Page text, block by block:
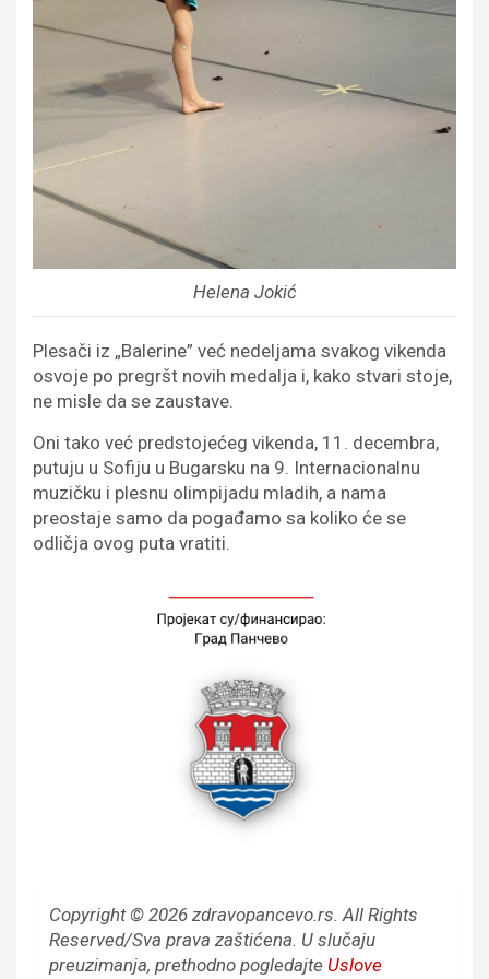
Helena Jokić
Plesači iz „Balerine” već nedeljama svakog vikenda
osvoje po pregršt novih medalja i, kako stvari stoje,
ne misle da se zaustave.
Oni tako već predstojećeg vikenda, 11. decembra,
putuju u Sofiju u Bugarsku na 9. Internacionalnu
muzičku i plesnu olimpijadu mladih, a nama
preostaje samo da pogađamo sa koliko će se
odličja ovog puta vratiti.
Copyright © 2026 zdravopancevo.rs. All Rights
Reserved/Sva prava zaštićena. U slučaju
preuzimanja, prethodno pogledajte Uslove